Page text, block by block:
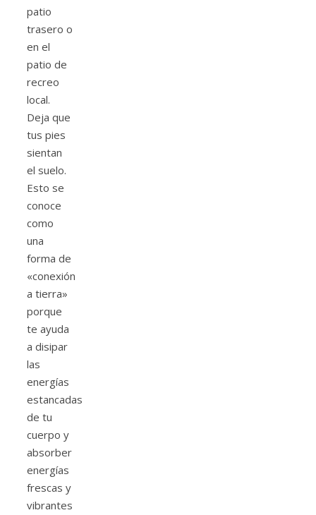
patio
trasero o
en el
patio de
recreo
local.
Deja que
tus pies
sientan
el suelo.
Esto se
conoce
como
una
forma de
«conexión
a tierra»
porque
te ayuda
a disipar
las
energías
estancadas
de tu
cuerpo y
absorber
energías
frescas y
vibrantes